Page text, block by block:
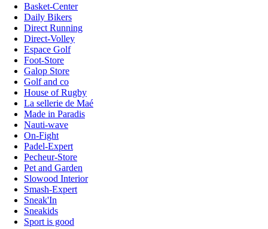
Basket-Center
Daily Bikers
Direct Running
Direct-Volley
Espace Golf
Foot-Store
Galop Store
Golf and co
House of Rugby
La sellerie de Maé
Made in Paradis
Nauti-wave
On-Fight
Padel-Expert
Pecheur-Store
Pet and Garden
Slowood Interior
Smash-Expert
Sneak'In
Sneakids
Sport is good